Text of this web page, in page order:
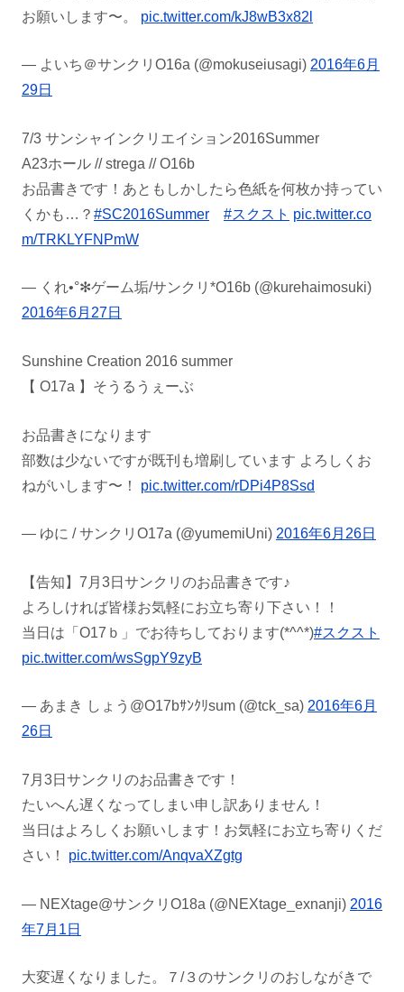
お願いします〜。 pic.twitter.com/kJ8wB3x82l
— よいち＠サンクリO16a (@mokuseiusagi) 2016年6月
29日
7/3 サンシャインクリエイション2016Summer
A23ホール // strega // O16b
お品書きです！あともしかしたら色紙を何枚か持ってい
くかも…？ #SC2016Summer #スクスト pic.twitter.co
m/TRKLYFNPmW
— くれ•°✻ゲーム垢/サンクリ*O16b (@kurehaimosuki)
2016年6月27日
Sunshine Creation 2016 summer
【 O17a 】そうるうぇーぶ
お品書きになります
部数は少ないですが既刊も増刷しています よろしくお
ねがいします〜！ pic.twitter.com/rDPi4P8Ssd
— ゆに / サンクリO17a (@yumemiUni) 2016年6月26日
【告知】7月3日サンクリのお品書きです♪
よろしければ皆様お気軽にお立ち寄り下さい！！
当日は「O17ｂ」でお待ちしております(*^^*)#スクスト
pic.twitter.com/wsSgpY9zyB
— あまき しょう@O17bｻﾝｸﾘsum (@tck_sa) 2016年6月
26日
7月3日サンクリのお品書きです！
たいへん遅くなってしまい申し訳ありません！
当日はよろしくお願いします！お気軽にお立ち寄りくだ
さい！ pic.twitter.com/AnqvaXZgtg
— NEXtage@サンクリO18a (@NEXtage_exnanji) 2016
年7月1日
大変遅くなりました。７/３のサンクリのおしながきで